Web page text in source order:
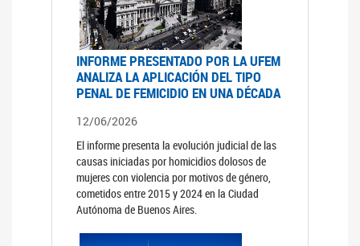
INFORME PRESENTADO POR LA UFEM
ANALIZA LA APLICACIÓN DEL TIPO
PENAL DE FEMICIDIO EN UNA DÉCADA
12/06/2026
El informe presenta la evolución judicial de las
causas iniciadas por homicidios dolosos de
mujeres con violencia por motivos de género,
cometidos entre 2015 y 2024 en la Ciudad
Autónoma de Buenos Aires.